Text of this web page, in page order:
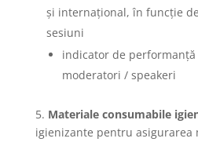
și internațional, în funcție
sesiuni
indicator de performanță
moderatori / speakeri
5. Materiale consumabile
igienizante pentru asigurarea